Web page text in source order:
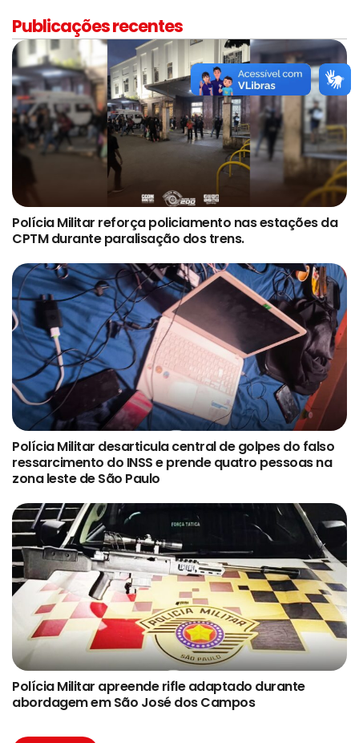
Publicações recentes
Polícia Militar reforça policiamento nas estações da
CPTM durante paralisação dos trens.
Polícia Militar desarticula central de golpes do falso
ressarcimento do INSS e prende quatro pessoas na
zona leste de São Paulo
Polícia Militar apreende rifle adaptado durante
abordagem em São José dos Campos